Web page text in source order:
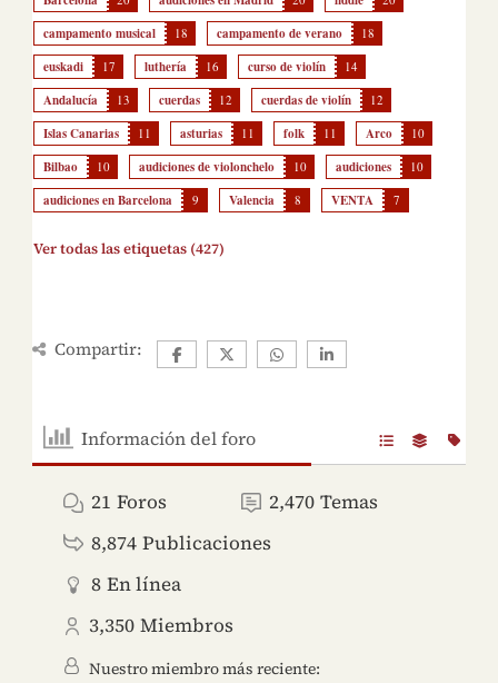
campamento musical 18 campamento de verano 18
euskadi 17 luthería 16 curso de violín 14
Andalucía 13 cuerdas 12 cuerdas de violín 12
Islas Canarias 11 asturias 11 folk 11 Arco 10
Bilbao 10 audiciones de violonchelo 10 audiciones 10
audiciones en Barcelona 9 Valencia 8 VENTA 7
Ver todas las etiquetas (427)
Compartir:
Información del foro
21 Foros 2,470 Temas
8,874 Publicaciones
8 En línea
3,350 Miembros
Nuestro miembro más reciente: